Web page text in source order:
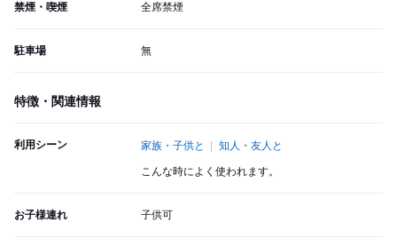
禁煙・喫煙 全席禁煙
駐車場 無
特徴・関連情報
利用シーン 家族・子供と 知人・友人と
こんな時によく使われます。
お子様連れ 子供可